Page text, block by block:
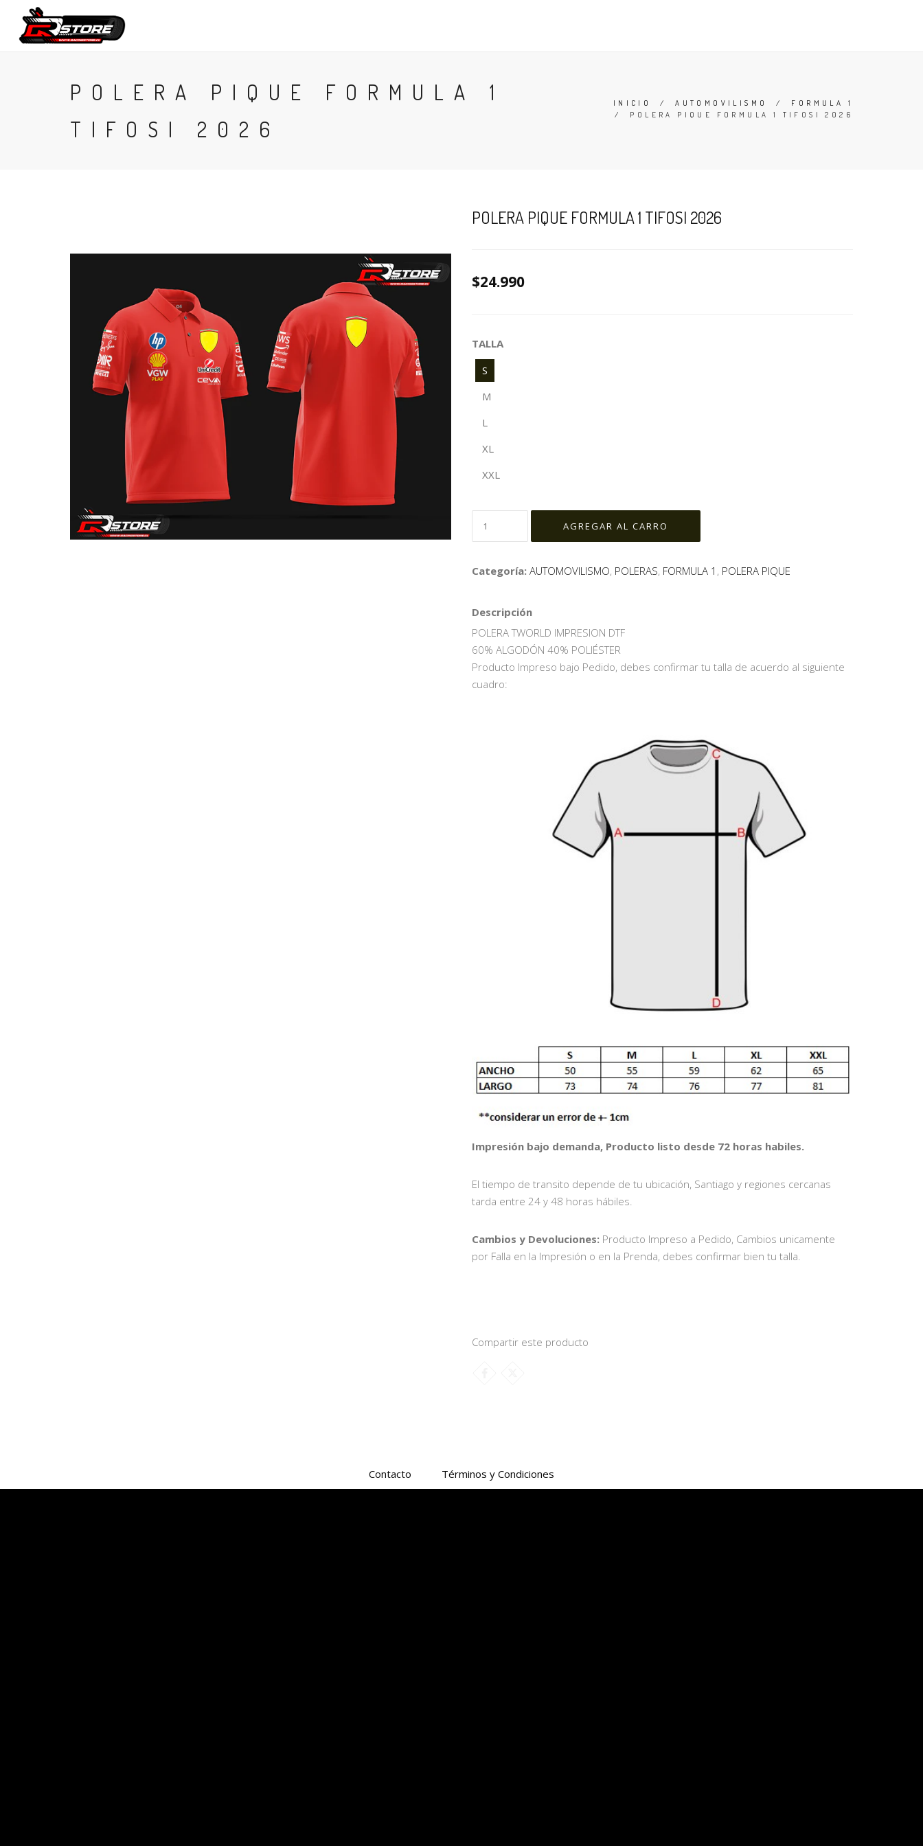
POLERA PIQUE FORMULA 1
TIFOSI 2026
INICIO /AUTOMOVILISMO / FORMULA 1
/ POLERA PIQUE FORMULA 1 TIFOSI 2026
POLERA PIQUE FORMULA 1 TIFOSI 2026
$24.990
TALLA
S
M
L
XL
XXL
Categoría: AUTOMOVILISMO, POLERAS, FORMULA 1 , POLERA PIQUE
Descripción
POLERA TWORLD IMPRESION DTF
60% ALGODÓN 40% POLIÉSTER
Producto Impreso bajo Pedido, debes confirmar tu talla de acuerdo al siguiente
cuadro:
Impresión bajo demanda, Producto listo desde 72 horas habiles.
El tiempo de transito depende de tu ubicación, Santiago y regiones cercanas
tarda entre 24 y 48 horas hábiles.
Cambios y Devoluciones: Producto Impreso a Pedido, Cambios unicamente
por Falla en la Impresión o en la Prenda, debes confirmar bien tu talla.
Compartir este producto
Contacto Términos y Condiciones